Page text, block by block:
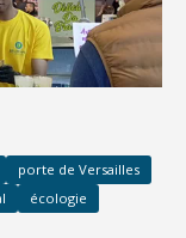
porte de Versailles
écologie